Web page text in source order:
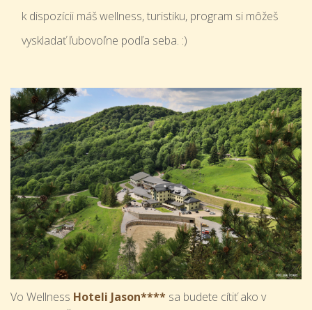
k dispozícii máš wellness, turistiku, program si môžeš
vyskladať ľubovoľne podľa seba. :)
Vo Wellness Hoteli Jason**** sa budete cítiť ako v